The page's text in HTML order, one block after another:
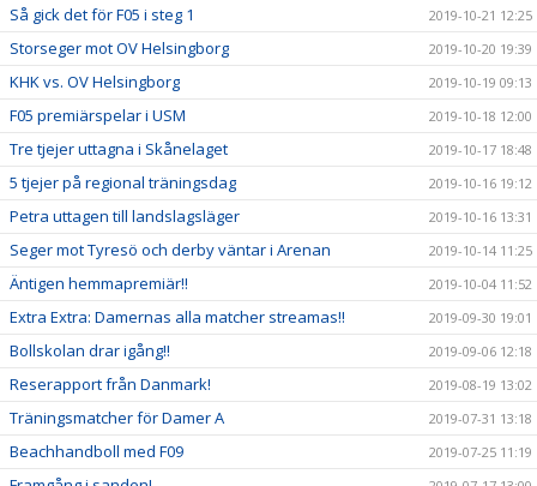
Så gick det för F05 i steg 1 2019-10-21 12:25
Storseger mot OV Helsingborg 2019-10-20 19:39
KHK vs. OV Helsingborg 2019-10-19 09:13
F05 premiärspelar i USM 2019-10-18 12:00
Tre tjejer uttagna i Skånelaget 2019-10-17 18:48
5 tjejer på regional träningsdag 2019-10-16 19:12
Petra uttagen till landslagsläger 2019-10-16 13:31
Seger mot Tyresö och derby väntar i Arenan 2019-10-14 11:25
Äntigen hemmapremiär!! 2019-10-04 11:52
Extra Extra: Damernas alla matcher streamas!! 2019-09-30 19:01
Bollskolan drar igång!! 2019-09-06 12:18
Reserapport från Danmark! 2019-08-19 13:02
Träningsmatcher för Damer A 2019-07-31 13:18
Beachhandboll med F09 2019-07-25 11:19